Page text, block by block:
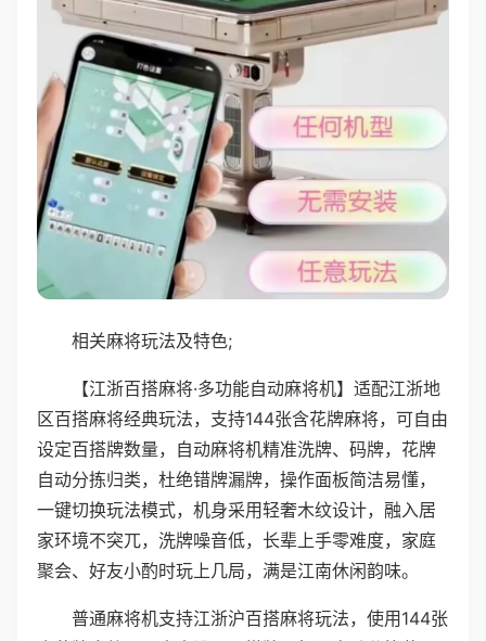
相关麻将玩法及特色;
【江浙百搭麻将·多功能自动麻将机】适配江浙地
区百搭麻将经典玩法，支持144张含花牌麻将，可自由
设定百搭牌数量，自动麻将机精准洗牌、码牌，花牌
自动分拣归类，杜绝错牌漏牌，操作面板简洁易懂，
一键切换玩法模式，机身采用轻奢木纹设计，融入居
家环境不突兀，洗牌噪音低，长辈上手零难度，家庭
聚会、好友小酌时玩上几局，满是江南休闲韵味。
普通麻将机支持江浙沪百搭麻将玩法，使用144张